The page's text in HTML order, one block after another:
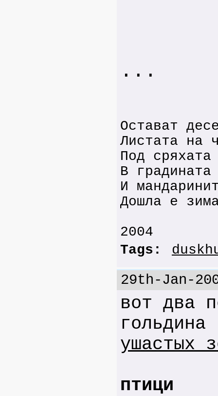
...
Остават
Листата на
Под
В градината
И
Дошла е
2004
Tags:
29th-Jan-
вот два
гольдина
ушастых
птици